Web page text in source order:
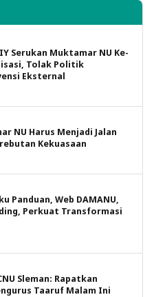
Serukan Muktamar NU Ke-
Tolak Politik
Eksternal
NU Harus Menjadi Jalan
Kekuasaan
Panduan, Web DAMANU,
Perkuat Transformasi
Sleman: Rapatkan
Taaruf Malam Ini